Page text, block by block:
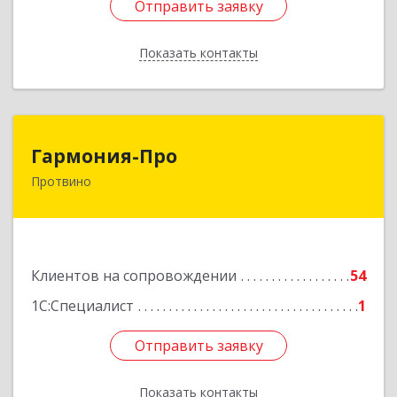
Отправить заявку
Показать контакты
Отправить заявку
Назад
Гармония-Про
Протвино
Клиентов на сопровождении
54
1С:Специалист
1
Отправить заявку
Показать контакты
142280, Московская обл, Протвино г, Ленина
Отправить заявку
Назад